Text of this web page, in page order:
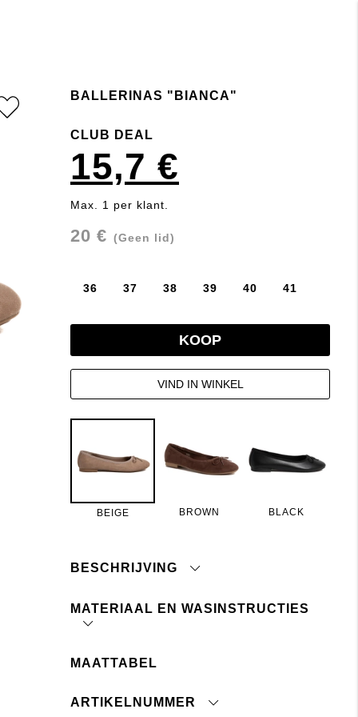
BALLERINAS "BIANCA"
CLUB DEAL
Max. 1 per klant.
15,7 €
20 € (Geen lid)
36 37 38 39 40 41
KOOP
VIND IN WINKEL
BEIGE BROWN BLACK
BESCHRIJVING
Ballerina's van imitatieleer.
Klassieke pasvorm, ronde neus en lage hak.
Comfortabele gewatteerde
binnenzool
Beige: imitatie suède
MATERIAAL EN WASINSTRUCTIES
(polyurethaan)
MAATTABEL
ARTIKELNUMMER